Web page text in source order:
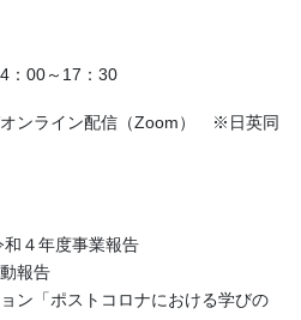
：00～17：30
オンライン配信（Zoom） ※日英同
４年度事業報告
報告
「ポストコロナにおける学びの